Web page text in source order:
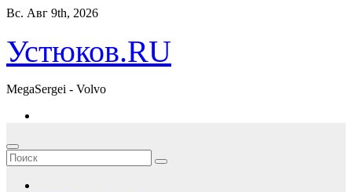
Перейти
содержимому
Вс. Авг 9th, 2026
Устюков.RU
MegaSergei - Volvo